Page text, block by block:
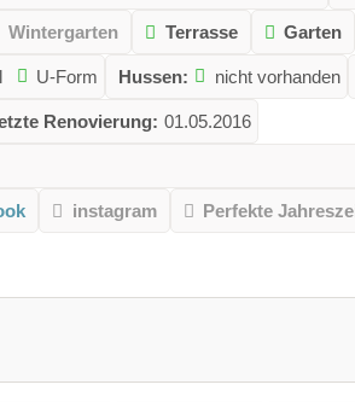
Wintergarten Terrasse Garten
U-Form Hussen: nicht vorhanden
Renovierung: 01.05.2016
instagram Perfekte